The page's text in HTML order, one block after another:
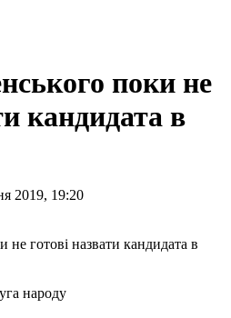
поки не
кандидата в
2019, 19:20
народу